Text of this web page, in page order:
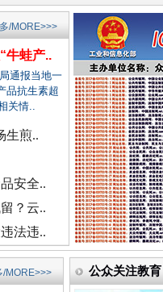
在线.
政网.中广州首
牛蛙产..
通报当地一
品抗生素超
关情..
生煎..
安全..
？云..
法违..
/MORE>>>
/MORE>>> 公众关注教育